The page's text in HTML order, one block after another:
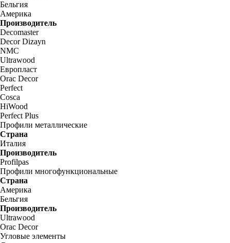
Бельгия
Америка
Производитель
Decomaster
Decor Dizayn
NMC
Ultrawood
Европласт
Orac Decor
Perfect
Cosca
HiWood
Perfect Plus
Профили металлические
Страна
Италия
Производитель
Profilpas
Профили многофункциональные
Страна
Америка
Бельгия
Производитель
Ultrawood
Orac Decor
Угловые элементы